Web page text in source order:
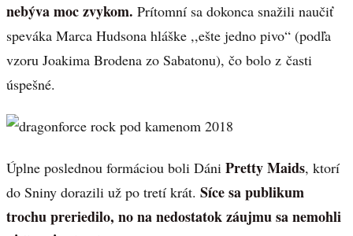
nebýva moc zvykom. Prítomní sa dokonca snažili naučiť
speváka Marca Hudsona hláške ,,ešte jedno pivo“ (podľa
vzoru Joakima Brodena zo Sabatonu), čo bolo z časti
úspešné.
Úplne poslednou formáciou boli Dáni Pretty Maids, ktorí
do Sniny dorazili už po tretí krát. Síce sa publikum
trochu preriedilo, no na nedostatok záujmu sa nemohli